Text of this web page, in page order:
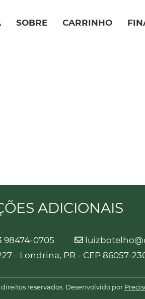
SOBRE CARRINHO
ADICIONAIS
98474-0705
- Londrina, PR - CEP 86057-
reservados. Desenvolvido por